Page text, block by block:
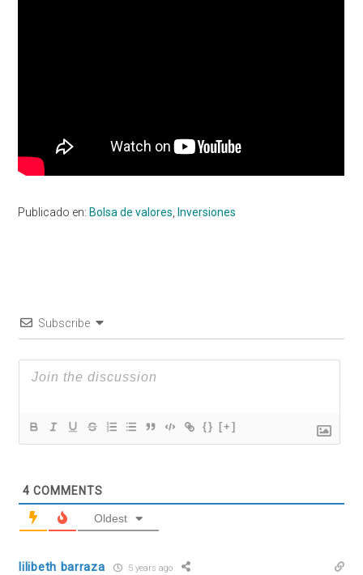
Publicado en: Bolsa de valores Inversiones
Subscribe
{} [+]
4 COMMENTS
Oldest
lilibeth barraza 5 years ago